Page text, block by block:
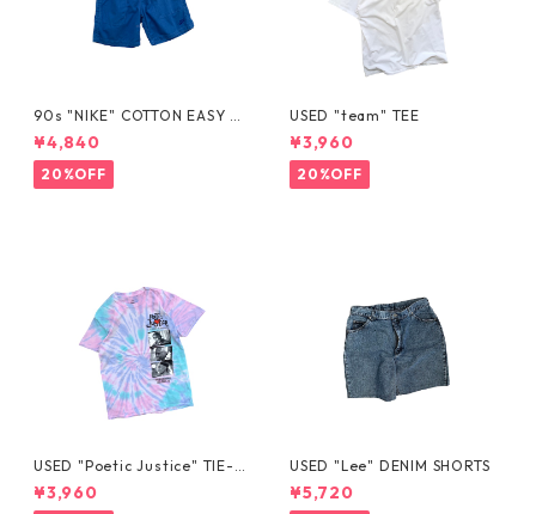
90s "NIKE" COTTON EASY S
HORTS
¥4,840
20%OFF
USED "team" TEE
¥3,960
20%OFF
USED "Poetic Justice" TIE-D
YE TEE
¥3,960
USED "Lee" DENIM SHORTS
¥5,720